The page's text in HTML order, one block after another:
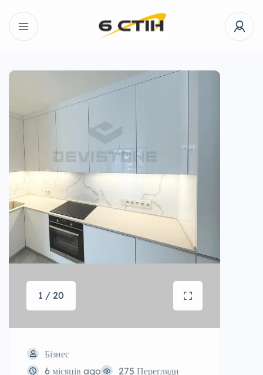
1 / 20
Бізнес
6 місяців ago
275 Перегляди